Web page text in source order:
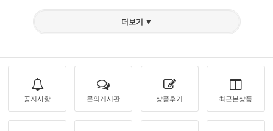
더보기 ▼
공지사항 문의게시판 상품후기 최근본상품